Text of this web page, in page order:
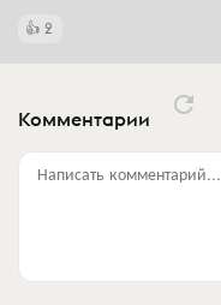
2
Комментарии
Написать комментарий...